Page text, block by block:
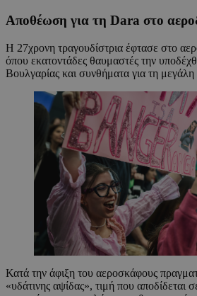
Αποθέωση για τη Dara στο
Η 27χρονη τραγουδίστρια έφτασε στο
όπου εκατοντάδες θαυμαστές την
Βουλγαρίας και συνθήματα για τη μεγάλη
Κατά την άφιξη του αεροσκάφους
«υδάτινης αψίδας», τιμή που αποδίδεται